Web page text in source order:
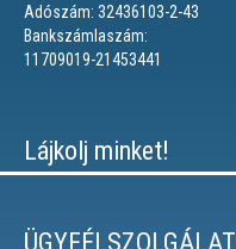
Adószám: 32436103-2-43
Bankszámlaszám:
11709019-21453441
Lájkolj minket!
ÜGYFÉLSZOLGÁLAT